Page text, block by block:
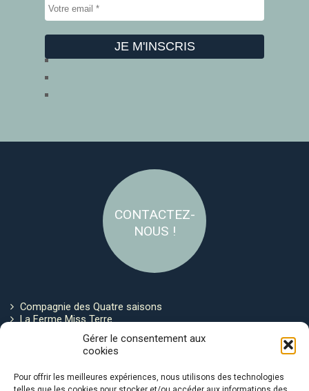
Gérer le consentement aux
cookies
Pour offrir les meilleures expériences, nous utilisons des technologies
CONTACTEZ-
NOUS !
Compagnie des Quatre saisons
La Ferme Miss Terre
Politique de cookies